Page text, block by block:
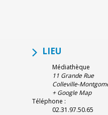
LIEU
Médiathèque
11 Grande Rue
Colleville-
+ Google Map
Téléphone :
02.31.97.50.65